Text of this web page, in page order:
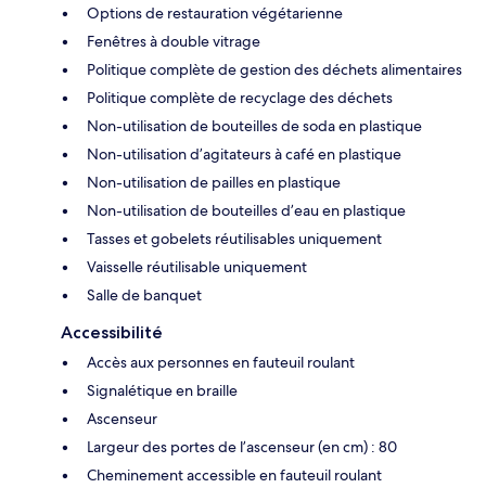
Options de restauration végétarienne
Fenêtres à double vitrage
Politique complète de gestion des déchets alimentaires
Politique complète de recyclage des déchets
Non-utilisation de bouteilles de soda en plastique
Non-utilisation d’agitateurs à café en plastique
Non-utilisation de pailles en plastique
Non-utilisation de bouteilles d’eau en plastique
Tasses et gobelets réutilisables uniquement
Vaisselle réutilisable uniquement
Salle de banquet
Accessibilité
Accès aux personnes en fauteuil roulant
Signalétique en braille
Ascenseur
Largeur des portes de l’ascenseur (en cm) : 80
Cheminement accessible en fauteuil roulant